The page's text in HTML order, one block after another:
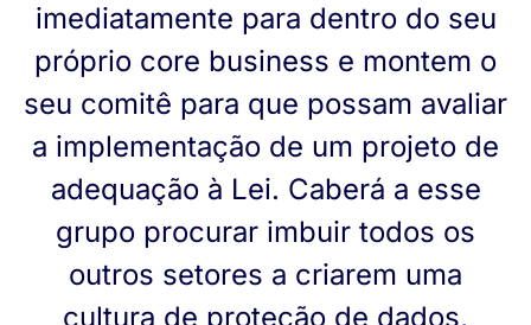
imediatamente para dentro do seu
próprio core business e montem o
seu comitê para que possam avaliar
a implementação de um projeto de
adequação à Lei. Caberá a esse
grupo procurar imbuir todos os
outros setores a criarem uma
cultura de proteção de dados,